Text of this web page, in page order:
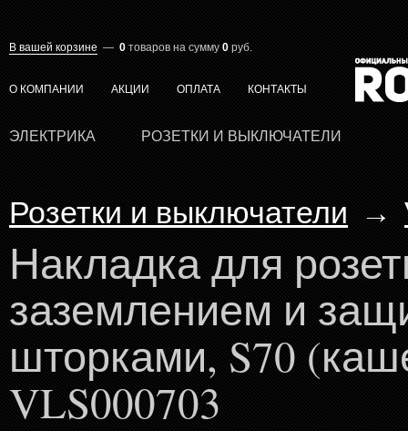
В вашей корзине — 0 товаров на сумму 0 руб.
О КОМПАНИИ АКЦИИ ОПЛАТА КОНТАКТЫ
ЭЛЕКТРИКА РОЗЕТКИ И ВЫКЛЮЧАТЕЛИ
Розетки и выключатели →
Накладка для
заземлением и
шторками, S70
VLS000703